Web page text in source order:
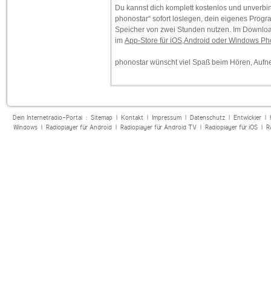
Du kannst dich komplett kostenlos und
phonostar“ sofort loslegen, dein eigenes
Speicher von zwei Stunden nutzen. Im
im App-Store für iOS,Android oder Windows
phonostar wünscht viel Spaß beim Hören,
Dein Internetradio-Portal : Sitemap| Kontakt| Impressum| Datenschutz| Entwickler|
Windows| Radioplayer für Android| Radioplayer für Android TV| Radioplayer für iOS|